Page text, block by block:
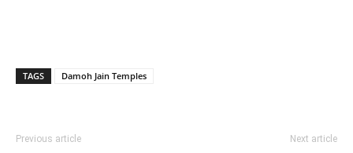
TAGS Damoh Jain Temples
Previous article Next article